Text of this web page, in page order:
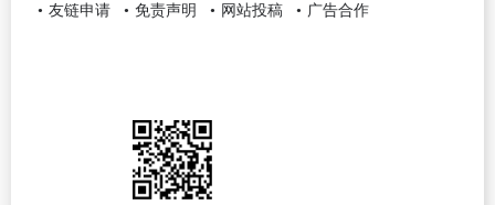
友链申请 免责声明 网站投稿 广告合作